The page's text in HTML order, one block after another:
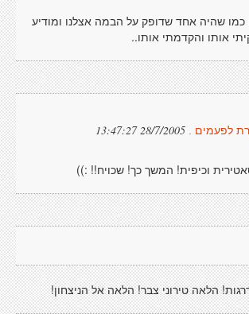
כמו שהיה אחד שדופק על הבמה אצלנו ומודיע
אותו והקדמתי אותו..
לפעמים . 28/7/2005 13:47:27
וכיפית! המשך כך! שכויח!! :))
הלאה טירוני צבר! הלאה אל הניצחון!